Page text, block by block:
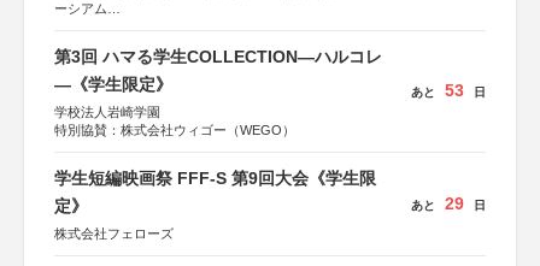
ーシアム
後援：厚生労働省
文部科学省
日本経済団体連合会
関西経済連合会
関西文化学術研究都市推進機構
東京難病団体連絡協議会
第3回 ハマる学生COLLECTION―ハルコレ
―《学生限定》
学校法人岩崎学園
特別協賛：株式会社ウィゴー（WEGO）
あと 53 日
学生短編映画祭 FFF-S 第9回大会《学生限
定》
株式会社フェローズ
あと 29 日